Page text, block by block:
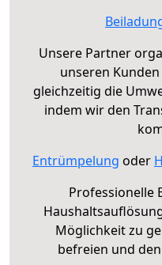
Unsere Partner
unseren
gleichzeitig die
indem wir den
Entrümpelung oder
Professionelle
Möglichkeit zu
befreien und